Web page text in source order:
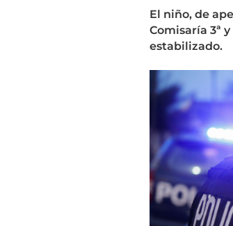
El niño, de
Comisaría 3ª
estabilizado.